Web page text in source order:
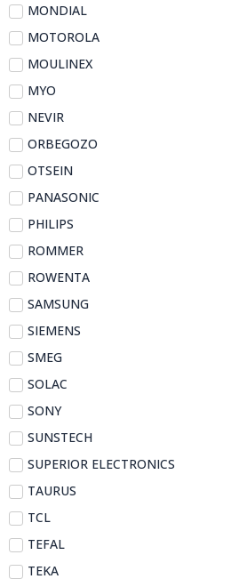
MONDIAL
MOTOROLA
MOULINEX
MYO
NEVIR
ORBEGOZO
OTSEIN
PANASONIC
PHILIPS
ROMMER
ROWENTA
SAMSUNG
SIEMENS
SMEG
SOLAC
SONY
SUNSTECH
SUPERIOR ELECTRONICS
TAURUS
TCL
TEFAL
TEKA